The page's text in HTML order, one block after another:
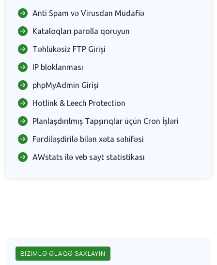
Anti Spam və Virusdan Müdafiə
Kataloqları parolla qoruyun
Təhlükəsiz FTP Girişi
IP bloklanması
phpMyAdmin Girişi
Hotlink & Leech Protection
Planlaşdırılmış Tapşırıqlar üçün Cron İşləri
Fərdiləşdirilə bilən xəta səhifəsi
AWstats ilə veb sayt statistikası
BIZIMLƏ ƏLAQƏ SAXLAYIN